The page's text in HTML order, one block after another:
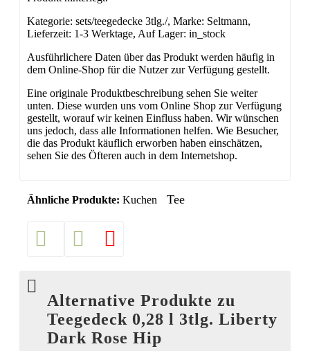
Kategorie: sets/teegedecke 3tlg./, Marke: Seltmann,
Lieferzeit: 1-3 Werktage, Auf Lager: in_stock
Ausführlichere Daten über das Produkt werden häufig in
dem Online-Shop für die Nutzer zur Verfügung gestellt.
Eine originale Produktbeschreibung sehen Sie weiter
unten. Diese wurden uns vom Online Shop zur Verfügung
gestellt, worauf wir keinen Einfluss haben. Wir wünschen
uns jedoch, dass alle Informationen helfen. Wie Besucher,
die das Produkt käuflich erworben haben einschätzen,
sehen Sie des Öfteren auch in dem Internetshop.
Ähnliche Produkte: Kuchen Tee
Alternative Produkte zu
Teegedeck 0,28 l 3tlg. Liberty
Dark Rose Hip